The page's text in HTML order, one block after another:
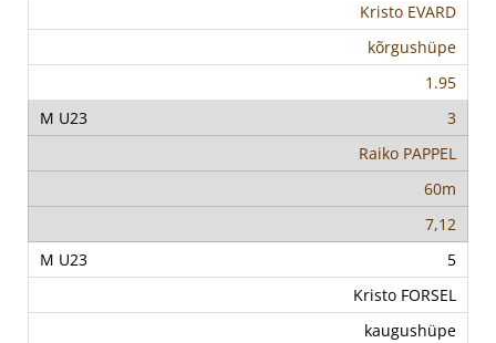
Kristo EVARD
kõrgushüpe
1.95
3
Raiko PAPPEL
60m
7,12
5
Kristo FORSEL
kaugushüpe